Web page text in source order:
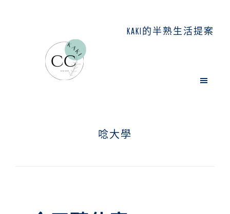
KAKI的半熟生活提案
唸大學